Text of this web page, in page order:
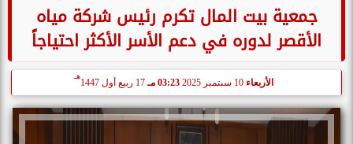
جمعية بيت المال تكرم رئيس شركة مياه
الأقصر لدوره في دعم الأسر الأكثر احتياجاً
الأربعاء 10 سبتمبر 2025 03:23 مـ 17 ربيع أول 1447
هـ